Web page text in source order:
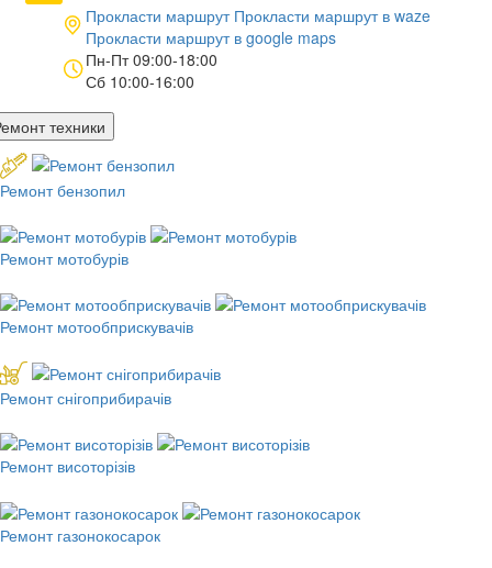
Прокласти маршрут Прокласти маршрут в waze
Прокласти маршрут в google maps
Пн-Пт 09:00-18:00
Сб 10:00-16:00
техники
Ремонт бензопил
Ремонт мотобурів
Ремонт мотообприскувачів
Ремонт снігоприбирачів
Ремонт висоторізів
Ремонт газонокосарок